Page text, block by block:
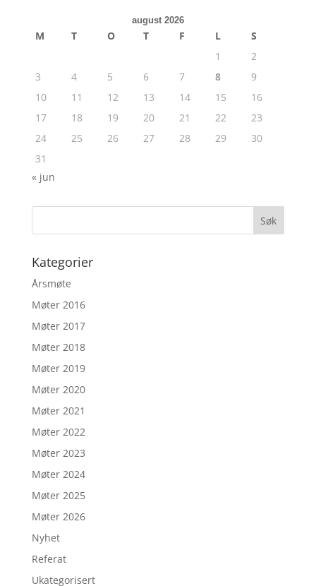
august 2026
M T O T F L
S
1
2
3
4 5 6 7 8
9
10
11 12 13 14 15
16
17
18 19 20 21 22
23
24
25 26 27 28 29
30
31
« jun
Kategorier
Årsmøte
Møter 2016
Møter 2017
Møter 2018
Møter 2019
Møter 2020
Møter 2021
Møter 2022
Møter 2023
Møter 2024
Møter 2025
Møter 2026
Nyhet
Referat
Ukategorisert